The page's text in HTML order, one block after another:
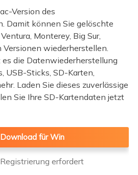
Version des
Damit können Sie gelöschte
Monterey, Big Sur,
wiederherstellen.
die Datenwiederherstellung
USB-Sticks, SD-Karten,
Laden Sie dieses zuverlässige
Sie Ihre SD-Kartendaten jetzt
Download für Win
erfordert